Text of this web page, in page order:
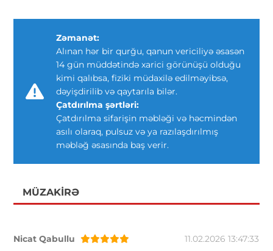
Zəmanət:
Alınan hər bir qurğu, qanun vericiliyə əsasən
14 gün müddətində xarici görünüşü olduğu
kimi qalıbsa, fiziki müdaxilə edilməyibsə,
dəyişdirilib və qaytarıla bilər.
Çatdırılma şərtləri:
Çatdırılma sifarişin məbləği və həcmindən
asılı olaraq, pulsuz və ya razılaşdırılmış
məbləğ əsasında baş verir.
MÜZAKIRƏ
Nicat Qabullu
11.02.2026 13:47:33